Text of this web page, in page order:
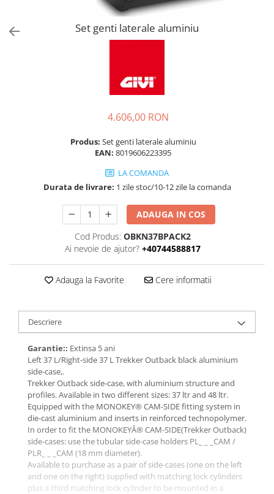
Set genti laterale aluminiu
4.606,00 RON
Produs: Set genti laterale aluminiu
EAN: 8019606223395
LA COMANDA
Durata de livrare: 1 zile stoc/10-12 zile la comanda
ADAUGA IN COS
Cod Produs: OBKN37BPACK2
Ai nevoie de ajutor? +40744588817
Adauga la Favorite Cere informatii
Descriere
Garantie:: Extinsa 5 ani
Left 37 L/Right-side 37 L Trekker Outback black aluminium
side-case,.
Trekker Outback side-case, with aluminium structure and
profiles. Available in two different sizes: 37 ltr and 48 ltr.
Equipped with the MONOKEY® CAM-SIDE fitting system in
die-cast aluminium and inserts in reinforced technopolymer.
In order to fit the MONOKEYÂ® CAM-SIDE(Trekker Outback)
side-cases: use the tubular side-case holders PL_ _ _CAM /
PLR_ _ _CAM (18 mm diameter).
Available to purchase as a pair of side-cases (one on the left
and one on the right) supplied with matching lock cylinders
plus a third matching lock cylinder to be mounted in a